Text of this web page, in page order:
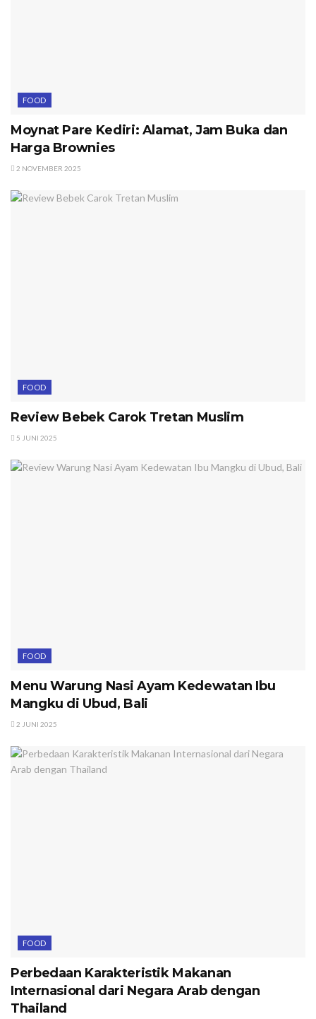
FOOD
Moynat Pare Kediri: Alamat, Jam Buka dan
Harga Brownies
2 NOVEMBER 2025
FOOD
Review Bebek Carok Tretan Muslim
5 JUNI 2025
FOOD
Menu Warung Nasi Ayam Kedewatan Ibu
Mangku di Ubud, Bali
2 JUNI 2025
FOOD
Perbedaan Karakteristik Makanan
Internasional dari Negara Arab dengan
Thailand